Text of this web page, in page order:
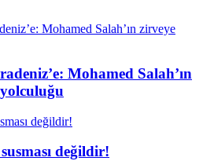
Mohamed Salah’ın
değildir!